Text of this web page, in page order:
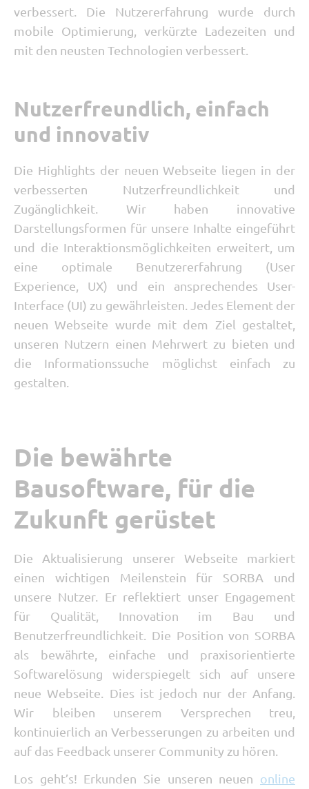
verbessert. Die Nutzererfahrung wurde durch
mobile Optimierung, verkürzte Ladezeiten und
mit den neusten Technologien verbessert.
Nutzerfreundlich, einfach
und innovativ
Die Highlights der neuen Webseite liegen in der
verbesserten Nutzerfreundlichkeit und
Zugänglichkeit. Wir haben innovative
Darstellungsformen für unsere Inhalte eingeführt
und die Interaktionsmöglichkeiten erweitert, um
eine optimale Benutzererfahrung (User
Experience, UX) und ein ansprechendes User-
Interface (UI) zu gewährleisten. Jedes Element der
neuen Webseite wurde mit dem Ziel gestaltet,
unseren Nutzern einen Mehrwert zu bieten und
die Informationssuche möglichst einfach zu
gestalten.
Die bewährte
Bausoftware, für die
Zukunft gerüstet
Die Aktualisierung unserer Webseite markiert
einen wichtigen Meilenstein für SORBA und
unsere Nutzer. Er reflektiert unser Engagement
für Qualität, Innovation im Bau und
Benutzerfreundlichkeit. Die Position von SORBA
als bewährte, einfache und praxisorientierte
Softwarelösung widerspiegelt sich auf unsere
neue Webseite. Dies ist jedoch nur der Anfang.
Wir bleiben unserem Versprechen treu,
kontinuierlich an Verbesserungen zu arbeiten und
auf das Feedback unserer Community zu hören.
Los geht’s! Erkunden Sie unseren neuen online